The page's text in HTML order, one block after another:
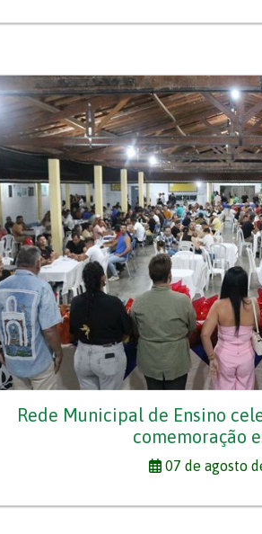
Rede Municipal de Ensino
comemoração
07 de agosto